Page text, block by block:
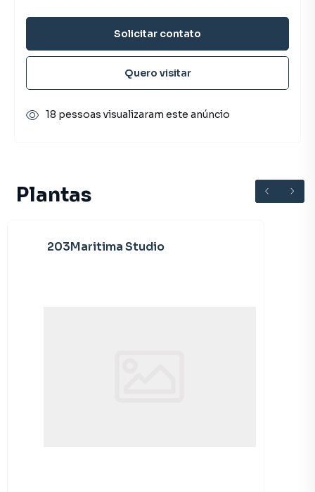
Plantas
203Maritima Studio
Solicitar contato
Quero visitar
18 pessoas visualizaram este anúncio